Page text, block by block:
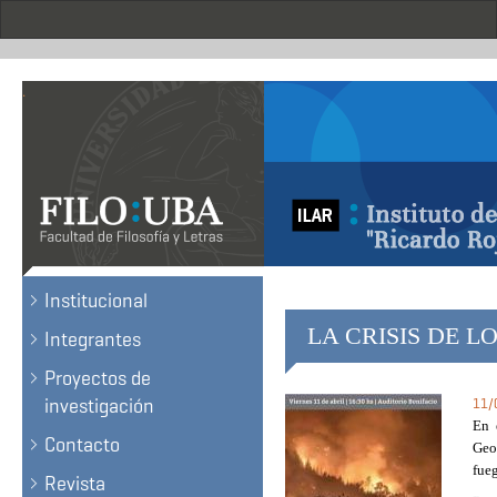
.
Institucional
Integrantes
Proyectos de
investigación
Contacto
Revista
LA CRISIS DE
11/
En